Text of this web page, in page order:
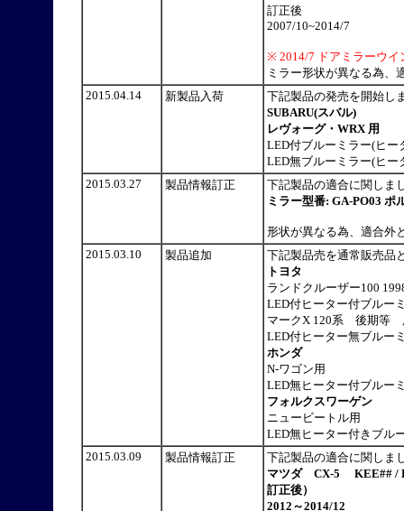
訂正後
2007/10~2014/7
※ 2014/7 ドアミラーウイ
ミラー形状が異なる為、
2015.04.14
新製品入荷
下記製品の発売を開始
SUBARU(スバル)
レヴォーグ・WRX 用
LED付ブルーミラー(ヒ
LED無ブルーミラー(ヒ
2015.03.27
製品情報訂正
下記製品の適合に関し
ミラー型番: GA-PO03 ポ
形状が異なる為、適合外
2015.03.10
製品追加
下記製品売を通常販売
トヨタ
ランドクルーザー100
LED付ヒーター付ブルー
マークX 120系 後期等
LED付ヒーター無ブルー
ホンダ
N-ワゴン用
LED無ヒーター付ブルー
フォルクスワーゲン
ニュービートル用
LED無ヒーター付きブル
2015.03.09
製品情報訂正
下記製品の適合に関し
マツダ CX-5 KEE## /
訂正後）
2012～2014/12